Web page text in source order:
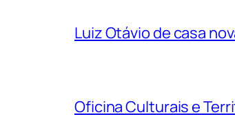
Luiz Otávio de casa
Oficina Culturais e